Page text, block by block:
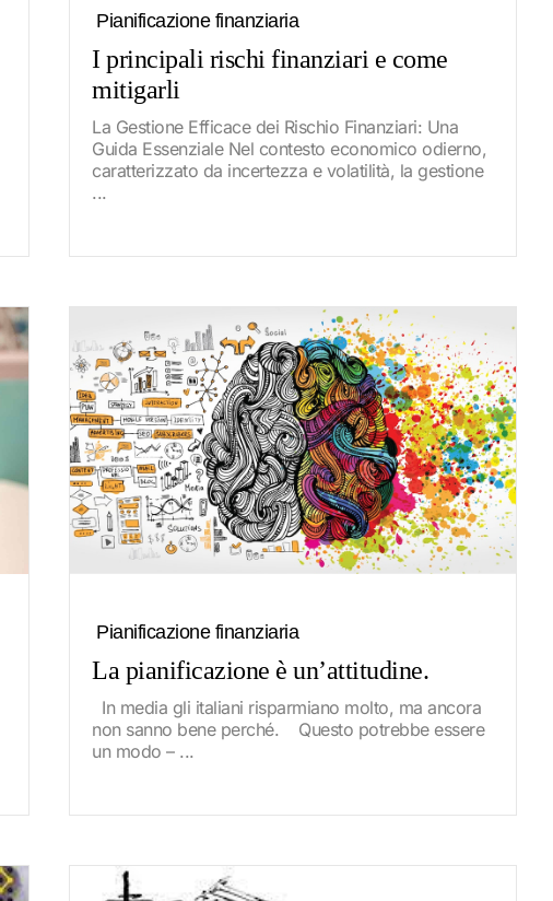
Pianificazione finanziaria
I principali rischi finanziari e come
mitigarli
La Gestione Efficace dei Rischio Finanziari: Una
Guida Essenziale Nel contesto economico odierno,
caratterizzato da incertezza e volatilità, la gestione
...
Pianificazione finanziaria
La pianificazione è un’attitudine.
In media gli italiani risparmiano molto, ma ancora
non sanno bene perché. Questo potrebbe essere
un modo – ...